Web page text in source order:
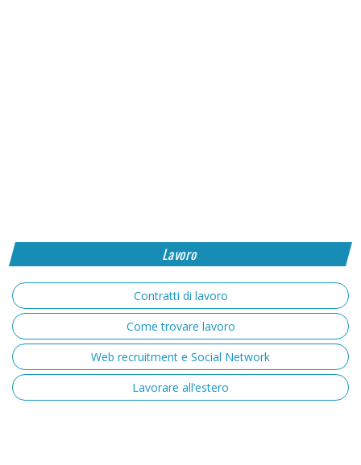
Lavoro
Contratti di lavoro
Come trovare lavoro
Web recruitment e Social Network
Lavorare all’estero